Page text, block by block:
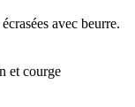
avec beurre.
et courge